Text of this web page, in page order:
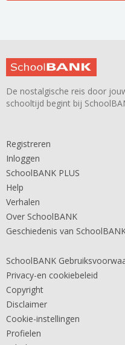
De nostalgische reis door
schooltijd begint bij
Registreren
Inloggen
SchoolBANK PLUS
Help
Verhalen
Over SchoolBANK
Geschiedenis van
SchoolBANK
Privacy-en cookiebeleid
Copyright
Disclaimer
Cookie-instellingen
Profielen